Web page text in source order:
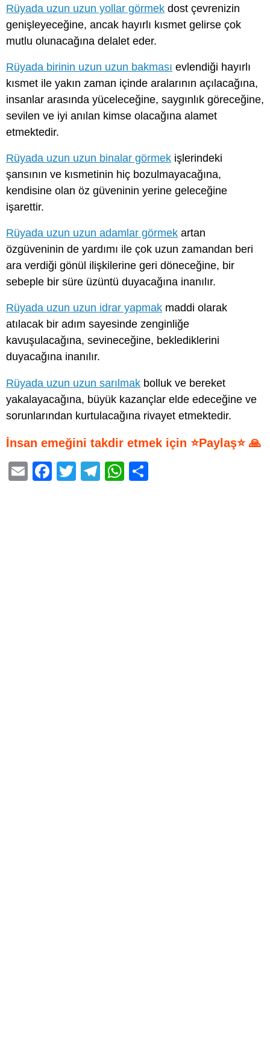
Rüyada uzun uzun yollar görmek dost çevrenizin
genişleyeceğine, ancak hayırlı kısmet gelirse çok
mutlu olunacağına delalet eder.
Rüyada birinin uzun uzun bakması evlendiği hayırlı
kısmet ile yakın zaman içinde aralarının açılacağına,
insanlar arasında yüceleceğine, saygınlık göreceğine,
sevilen ve iyi anılan kimse olacağına alamet
etmektedir.
Rüyada uzun uzun binalar görmek işlerindeki
şansının ve kısmetinin hiç bozulmayacağına,
kendisine olan öz güveninin yerine geleceğine
işarettir.
Rüyada uzun uzun adamlar görmek artan
özgüveninin de yardımı ile çok uzun zamandan beri
ara verdiği gönül ilişkilerine geri döneceğine, bir
sebeple bir süre üzüntü duyacağına inanılır.
Rüyada uzun uzun idrar yapmak maddi olarak
atılacak bir adım sayesinde zenginliğe
kavuşulacağına, sevineceğine, beklediklerini
duyacağına inanılır.
Rüyada uzun uzun sarılmak bolluk ve bereket
yakalayacağına, büyük kazançlar elde edeceğine ve
sorunlarından kurtulacağına rivayet etmektedir.
İnsan emeğini takdir etmek için ⭐Paylaş⭐ 🙏
E
F
T
T
W